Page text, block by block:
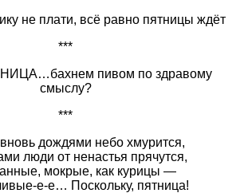
не плати, всё равно пятницы ждёт
***
пивом по здравому
смыслу?
***
дождями небо хмурится,
люди от ненастья прячутся,
мокрые, как курицы —
е-е… Поскольку, пятница!